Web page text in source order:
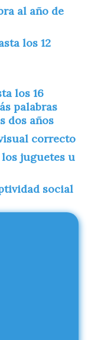
al año de
los 12
los 16
palabras
dos años
correcto
los juguetes u
social